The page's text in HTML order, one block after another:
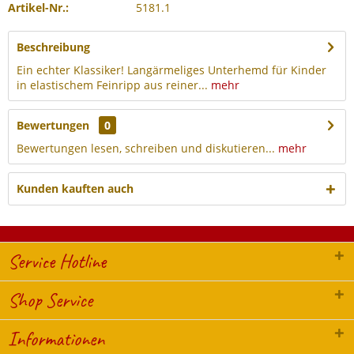
Artikel-Nr.: 5181.1
Beschreibung
Ein echter Klassiker! Langärmeliges Unterhemd für Kinder
in elastischem Feinripp aus reiner... mehr
Bewertungen
0
Bewertungen lesen, schreiben und diskutieren... mehr
Kunden kauften auch
Service Hotline
Shop Service
Informationen